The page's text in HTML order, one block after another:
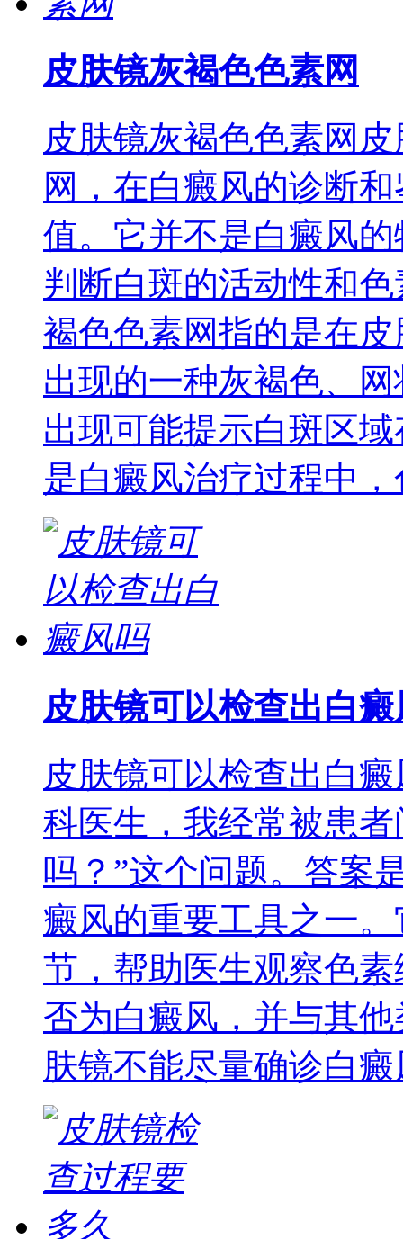
皮肤镜灰褐色色素网
皮肤镜灰褐色色素网
网，在白癜风的诊断
值。它并不是白癜风
判断白斑的活动性和
褐色色素网指的是在
出现的一种灰褐色、
出现可能提示白斑区
是白癜风治疗过程中
皮肤镜可以检查出白
皮肤镜可以检查出白
科医生，我经常被患
吗？”这个问题。答案
癜风的重要工具之一
节，帮助医生观察色
否为白癜风，并与其
肤镜不能尽量确诊白